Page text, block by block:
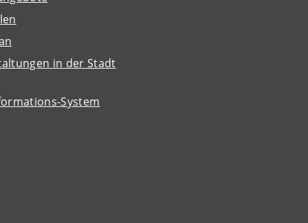
in der Stadt
System